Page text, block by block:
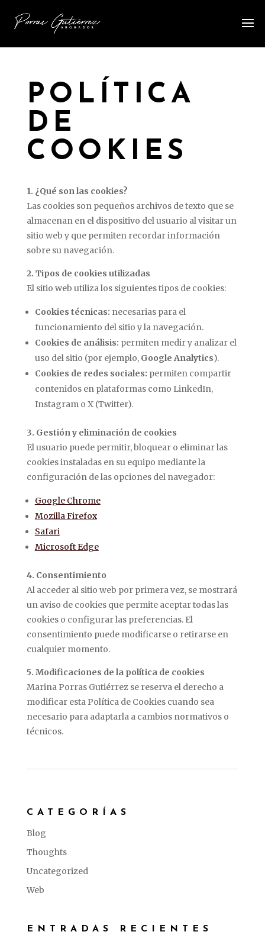
POLÍTICA
DE
COOKIES
1. ¿Qué son las cookies?
Las cookies son pequeños archivos de texto que se
almacenan en el dispositivo del usuario al visitar un
sitio web y que permiten recordar información
sobre su navegación.
2. Tipos de cookies utilizadas
El sitio web utiliza los siguientes tipos de cookies:
Cookies técnicas: necesarias para el
funcionamiento del sitio y la navegación.
Cookies de análisis: permiten medir y analizar el
uso del sitio (por ejemplo, Google Analytics).
Cookies de redes sociales: permiten compartir
contenidos en plataformas como LinkedIn,
Instagram o X (Twitter).
3. Gestión y eliminación de cookies
El usuario puede permitir, bloquear o eliminar las
cookies instaladas en su equipo mediante la
configuración de las opciones del navegador:
Google Chrome
Mozilla Firefox
Safari
Microsoft Edge
4. Consentimiento
Al acceder al sitio web por primera vez, se mostrará
un aviso de cookies que permite aceptar todas las
cookies o configurar las preferencias. El
consentimiento puede modificarse o retirarse en
cualquier momento.
5. Modificaciones de la política de cookies
Marina Porras Gutiérrez se reserva el derecho a
modificar esta Política de Cookies cuando sea
necesario para adaptarla a cambios normativos o
técnicos.
CATEGORÍAS
Blog
Thoughts
Uncategorized
Web
ENTRADAS RECIENTES